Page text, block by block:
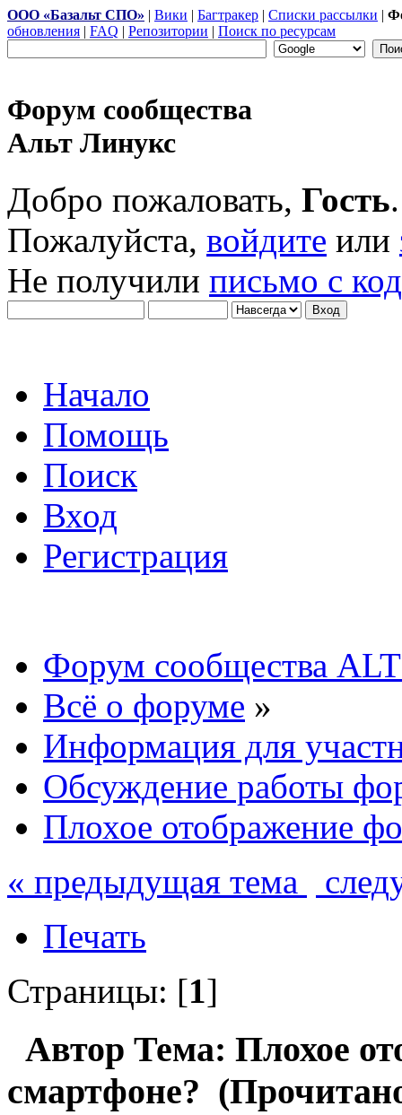
ООО «Базальт СПО» | Вики | Багтракер | Списки рассылки |
обновления | FAQ | Репозитории | Поиск по ресурсам
Форум сообщества
Альт Линукс
Добро пожаловать, Гость.
Пожалуйста, войдите или
Не получили письмо с
Начало
Помощь
Поиск
Вход
Регистрация
Форум сообщества
Всё о форуме »
Информация для
Обсуждение работы
Плохое отображение
« предыдущая тема
Печать
Страницы: [1]
Автор Тема: Плохое
смартфоне?